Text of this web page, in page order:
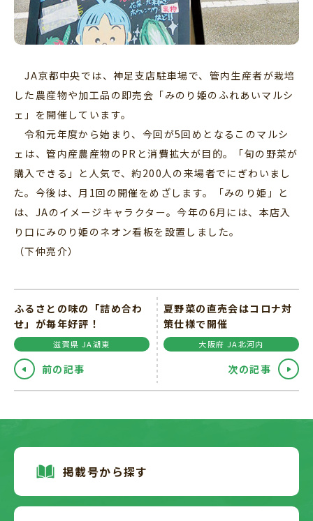
JA京都中央では、神足支店駐車場で、管内生産者が栽培
した農産物や加工品の即売会「みのり姫のふれあいマルシ
ェ」を開催しています。
令和元年度から始まり、今回が5回めとなるこのマルシ
ェは、管内産農産物のPRと消費拡大が目的。「旬の野菜が
購入できる」と人気で、約200人の来場者でにぎわいまし
た。今後は、月1回の開催をめざします。「みのり姫」と
は、JAのイメージキャラクター。今年の6月には、本店入
り口にみのり姫のネオン看板を設置しました。
（下仲亮介）
ふるさとの味の「詰め合わ
せ」が毎年好評！
滋賀県 JA湖東
前の記事
夏野菜の直売会はコロナ対
策仕様で開催
大阪府 JA北河内
次の記事
掲載号から探す